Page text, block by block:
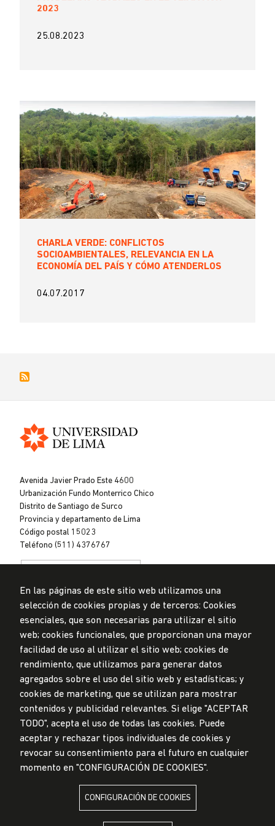
2023
25.08.2023
CHARLA VERDE: CONFLICTOS
SOCIOAMBIENTALES, RELEVANCIA EN LA
ECONOMÍA DEL PAÍS Y CÓMO ATENDERLOS
04.07.2017
de
Lima
Avenida Javier Prado Este 4600
Urbanización Fundo Monterrico Chico
Distrito de Santiago de Surco
Provincia y departamento de Lima
Código postal 15023
Teléfono (511) 4376767
Privacidad de datos personales
Mesa de partes
© Universidad de Lima, 2024
Todos los derechos reservados
Diseñado porPartners
LA UNIVERSIDAD DE LIMA ES MIEMBRO DE
LA UNIVERSIDAD DE LIMA ESTÁ AFILIADA A
En las páginas de este sitio web utilizamos una
selección de cookies propias y de terceros: Cookies
esenciales, que son necesarias para utilizar el sitio
web; cookies funcionales, que proporcionan una mayor
facilidad de uso al utilizar el sitio web; cookies de
rendimiento, que utilizamos para generar datos
agregados sobre el uso del sitio web y estadísticas; y
cookies de marketing, que se utilizan para mostrar
contenidos y publicidad relevantes. Si elige "ACEPTAR
TODO", acepta el uso de todas las cookies. Puede
aceptar y rechazar tipos individuales de cookies y
revocar su consentimiento para el futuro en cualquier
momento en "CONFIGURACIÓN DE COOKIES".
CONFIGURACIÓN DE COOKIES